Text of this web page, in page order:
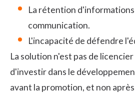
La rétention
communication.
L'incapacité de défendre
La solution n'est pas de
d'investir dans le
avant la promotion, et non